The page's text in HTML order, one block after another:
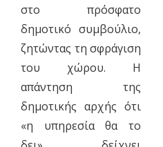
στο πρόσφατο
δημοτικό συμβούλιο,
ζητώντας τη σφράγιση
του χώρου. Η
απάντηση της
δημοτικής αρχής ότι
«η υπηρεσία θα το